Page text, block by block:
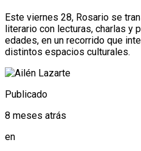
Este viernes 28, Rosario se
literario con lecturas, charlas y
edades, en un recorrido que
distintos espacios culturales.
Publicado
8 meses atrás
en